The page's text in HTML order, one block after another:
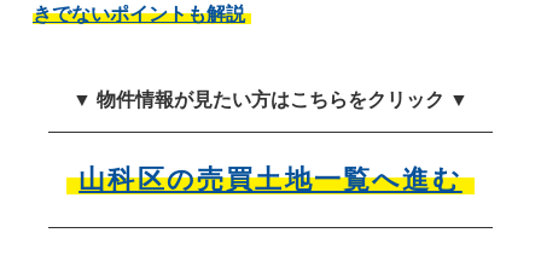
きでないポイントも解説
▼ 物件情報が見たい方はこちらをクリック ▼
山科区の売買土地一覧へ進む